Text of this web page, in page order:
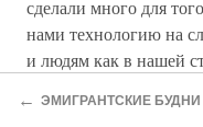
сделали много для
нами технологию на
и людям как в нашей
← ЭМИГРАНТСКИЕ БУДНИ